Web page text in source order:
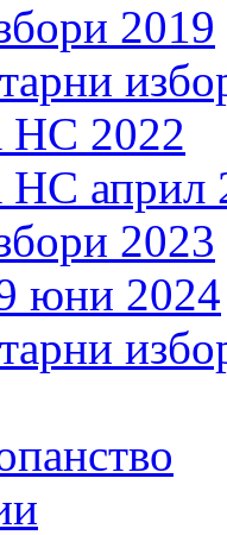
2019
НС 2022
НС април
2023
юни 2024